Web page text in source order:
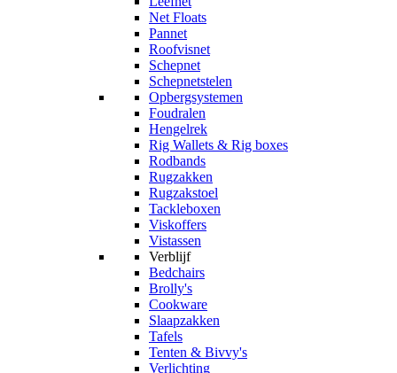
Net Floats
Pannet
Roofvisnet
Schepnet
Schepnetstelen
Opbergsystemen
Foudralen
Hengelrek
Rig Wallets & Rig boxes
Rodbands
Rugzakken
Rugzakstoel
Tackleboxen
Viskoffers
Vistassen
Verblijf
Bedchairs
Brolly's
Cookware
Slaapzakken
Tafels
Tenten & Bivvy's
Verlichting